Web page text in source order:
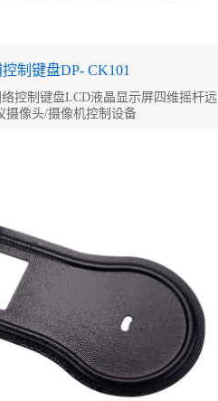
制键盘DP- CK101
控制键盘LCD液晶显示屏四维摇杆远
摄像头/摄像机控制设备